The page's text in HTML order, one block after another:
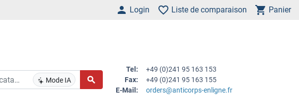
Login Liste de comparaison Panier
Mode IA
Tel:
+49 (0)241 95 163 153
Fax:
+49 (0)241 95 163 155
E-Mail:
orders@anticorps-enligne.fr